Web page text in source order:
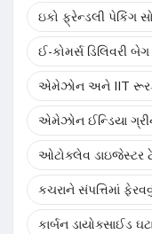
ઇકો ફ્રેન્ડલી પેકિંગ
ઈ-કોમર્સ ડિલિવરી બેગ
એમેઝોન અને IIT રૂરકી
એમેઝોન ઈન્ડિયા
ઓટોક્લેવ ડાઇજેસ્ટર
કચરાને સંપત્તિમાં ફેરવવું
કાર્બન ડાયોક્સાઈડ